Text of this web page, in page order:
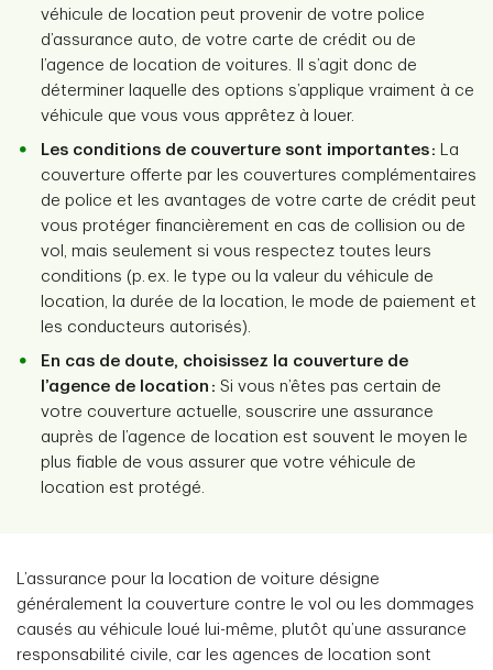
véhicule de location peut provenir de votre police
d’assurance auto, de votre carte de crédit ou de
l’agence de location de voitures. Il s’agit donc de
déterminer laquelle des options s’applique vraiment à ce
véhicule que vous vous apprêtez à louer.
Les conditions de couverture sont importantes : La
couverture offerte par les couvertures complémentaires
de police et les avantages de votre carte de crédit peut
vous protéger financièrement en cas de collision ou de
vol, mais seulement si vous respectez toutes leurs
conditions (p. ex. le type ou la valeur du véhicule de
location, la durée de la location, le mode de paiement et
les conducteurs autorisés).
En cas de doute, choisissez la couverture de
l’agence de location : Si vous n’êtes pas certain de
votre couverture actuelle, souscrire une assurance
auprès de l’agence de location est souvent le moyen le
plus fiable de vous assurer que votre véhicule de
location est protégé.
L’assurance pour la location de voiture désigne
généralement la couverture contre le vol ou les dommages
causés au véhicule loué lui-même, plutôt qu’une assurance
responsabilité civile, car les agences de location sont